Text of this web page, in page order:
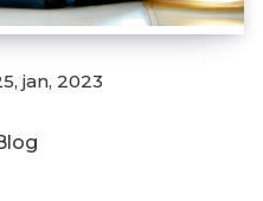
jan, 2023